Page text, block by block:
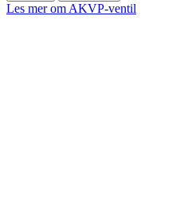
Les mer om AKVP-ventil